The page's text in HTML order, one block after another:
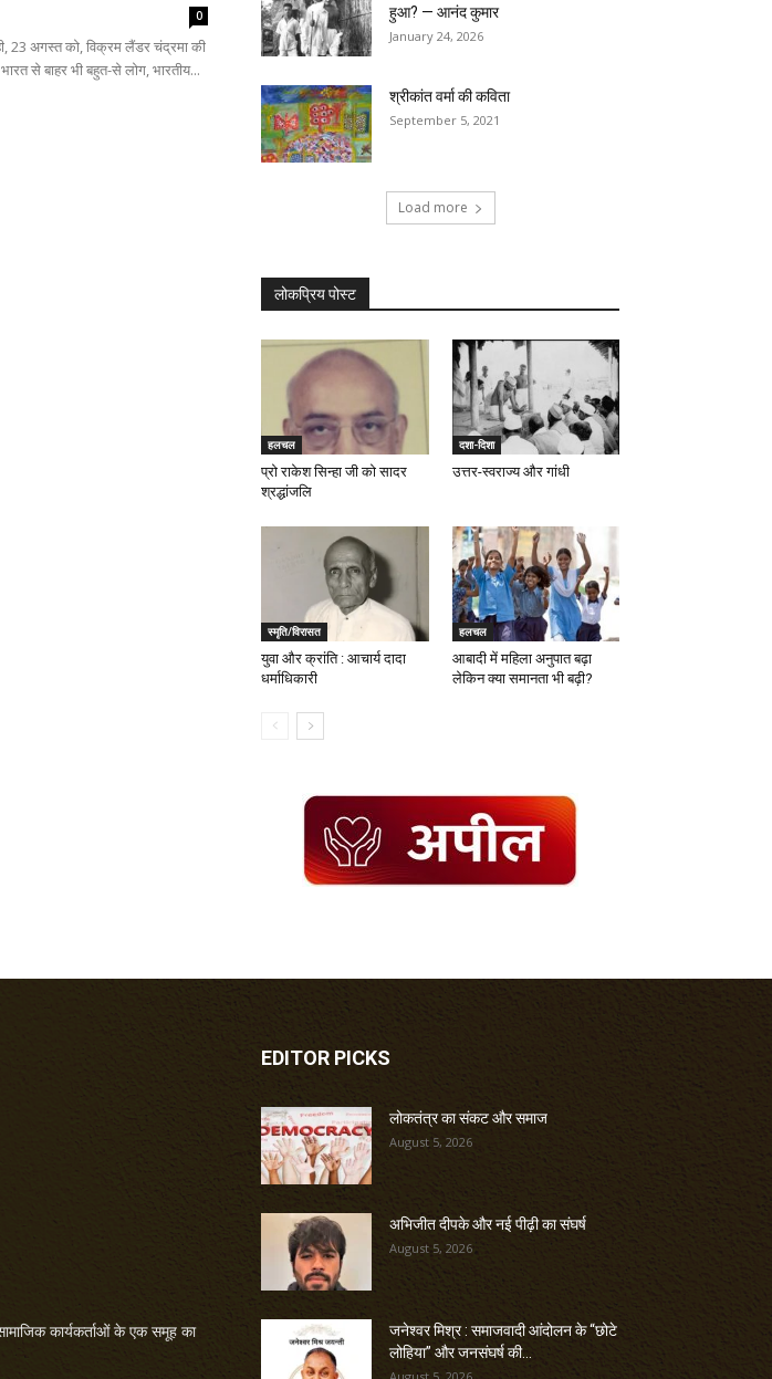
0
23 अगस्त को, विक्रम लैंडर चंद्रमा की
से बाहर भी बहुत-से लोग, भारतीय...
हुआ? — आनंद कुमार
January 24, 2026
श्रीकांत वर्मा की कविता
September 5, 2021
Load more
लोकप्रिय पोस्ट
हलचल
प्रो राकेश सिन्हा जी को सादर
श्रद्धांजलि
दशा-दिशा
उत्तर-स्वराज्य और गांधी
स्मृति/विरासत
युवा और क्रांति : आचार्य दादा
धर्माधिकारी
हलचल
आबादी में महिला अनुपात बढ़ा
लेकिन क्या समानता भी बढ़ी?
कार्यकर्ताओं के एक समूह का
EDITOR PICKS
लोकतंत्र का संकट और समाज
August 5, 2026
अभिजीत दीपके और नई पीढ़ी का संघर्ष
August 5, 2026
जनेश्वर मिश्र : समाजवादी आंदोलन के “छोटे
लोहिया” और जनसंघर्ष की...